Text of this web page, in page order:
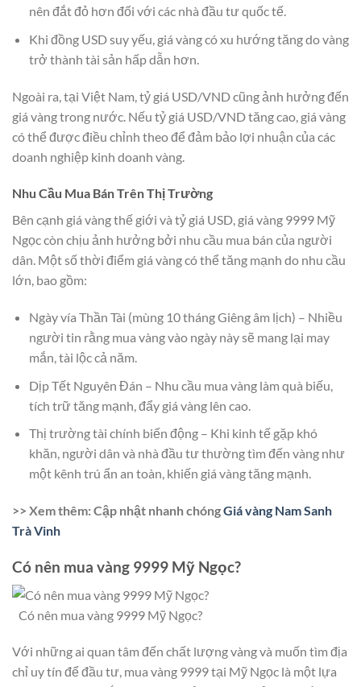
nên đắt đỏ hơn đối với các nhà đầu tư quốc tế.
Khi đồng USD suy yếu, giá vàng có xu hướng tăng do vàng
trở thành tài sản hấp dẫn hơn.
Ngoài ra, tại Việt Nam, tỷ giá USD/VND cũng ảnh hưởng đến
giá vàng trong nước. Nếu tỷ giá USD/VND tăng cao, giá vàng
có thể được điều chỉnh theo để đảm bảo lợi nhuận của các
doanh nghiệp kinh doanh vàng.
Nhu Cầu Mua Bán Trên Thị Trường
Bên cạnh giá vàng thế giới và tỷ giá USD, giá vàng 9999 Mỹ
Ngọc còn chịu ảnh hưởng bởi nhu cầu mua bán của người
dân. Một số thời điểm giá vàng có thể tăng mạnh do nhu cầu
lớn, bao gồm:
Ngày vía Thần Tài (mùng 10 tháng Giêng âm lịch) – Nhiều
người tin rằng mua vàng vào ngày này sẽ mang lại may
mắn, tài lộc cả năm.
Dịp Tết Nguyên Đán – Nhu cầu mua vàng làm quà biếu,
tích trữ tăng mạnh, đẩy giá vàng lên cao.
Thị trường tài chính biến động – Khi kinh tế gặp khó
khăn, người dân và nhà đầu tư thường tìm đến vàng như
một kênh trú ẩn an toàn, khiến giá vàng tăng mạnh.
>> Xem thêm: Cập nhật nhanh chóngGiá vàng Nam Sanh
Trà Vinh
Có nên mua vàng 9999 Mỹ Ngọc?
Có nên mua vàng 9999 Mỹ Ngọc?
Với những ai quan tâm đến chất lượng vàng và muốn tìm địa
chỉ uy tín để đầu tư, mua vàng 9999 tại Mỹ Ngọc là một lựa